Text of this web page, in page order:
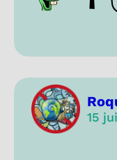
15